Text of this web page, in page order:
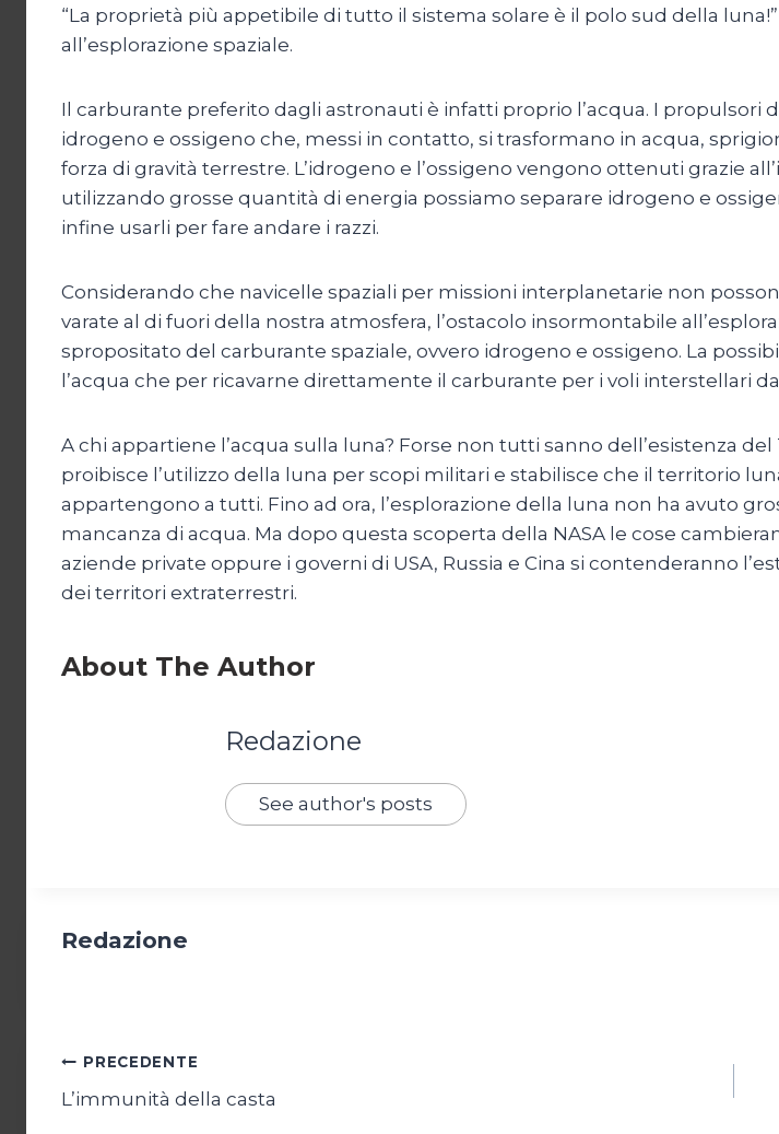
“La proprietà più appetibile di tutto il sistema solare è il polo sud della
all’esplorazione spaziale.
Il carburante preferito dagli astronauti è infatti proprio l’acqua. I propulsori
idrogeno e ossigeno che, messi in contatto, si trasformano in acqua,
forza di gravità terrestre. L’idrogeno e l’ossigeno vengono ottenuti grazie
utilizzando grosse quantità di energia possiamo separare idrogeno e
infine usarli per fare andare i razzi.
Considerando che navicelle spaziali per missioni interplanetarie non
varate al di fuori della nostra atmosfera, l’ostacolo insormontabile
spropositato del carburante spaziale, ovvero idrogeno e ossigeno. La
l’acqua che per ricavarne direttamente il carburante per i voli interstellari
A chi appartiene l’acqua sulla luna? Forse non tutti sanno dell’esistenza
proibisce l’utilizzo della luna per scopi militari e stabilisce che il territorio
appartengono a tutti. Fino ad ora, l’esplorazione della luna non ha avuto
mancanza di acqua. Ma dopo questa scoperta della NASA le cose
aziende private oppure i governi di USA, Russia e Cina si contenderanno
dei territori extraterrestri.
About The Author
Redazione
See author's posts
Redazione
Navigazione
articoli
PRECEDENTE
L’immunità della casta